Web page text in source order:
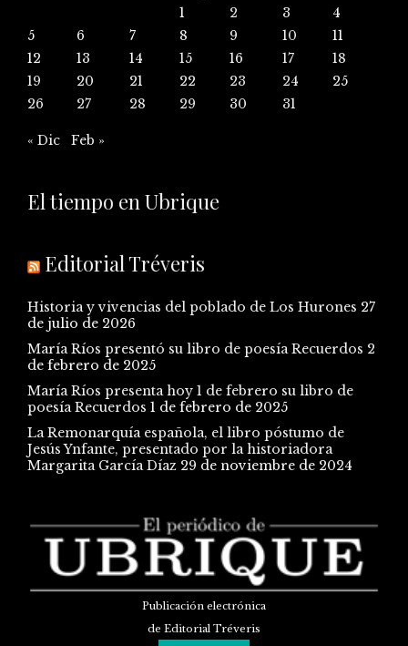
1
2 3
4
5
6 7 8 9 10
11
12
13 14 15 16 17
18
19
20 21 22 23 24
25
26
27 28 29 30 31
« Dic Feb »
El tiempo en Ubrique
Editorial Tréveris
Historia y vivencias del poblado de Los Hurones 27
de julio de 2026
María Ríos presentó su libro de poesía Recuerdos 2
de febrero de 2025
María Ríos presenta hoy 1 de febrero su libro de
poesía Recuerdos 1 de febrero de 2025
La Remonarquía española, el libro póstumo de
Jesús Ynfante, presentado por la historiadora
Margarita García Díaz 29 de noviembre de 2024
Publicación electrónica
de Editorial Tréveris